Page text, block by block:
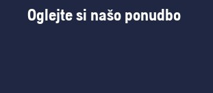
glavni
polovico
Oglejte si našo ponudbo